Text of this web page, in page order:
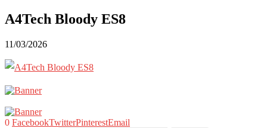
A4Tech Bloody ES8
11/03/2026
0 FacebookTwitterPinterestEmail